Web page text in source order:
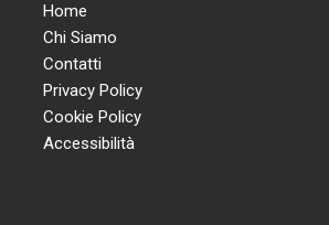
Home
Chi Siamo
Contatti
Privacy Policy
Cookie Policy
Accessibilità